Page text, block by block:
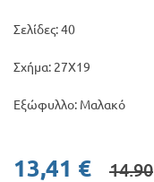
Σελίδες: 40
Σχήμα: 27Χ19
Εξώφυλλο: Μαλακό
13,41 € 14.90